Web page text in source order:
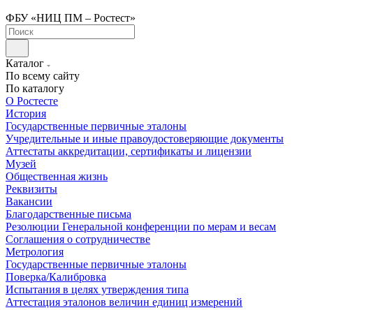
ФБУ «НИЦ ПМ – Ростест»
Каталог
По всему сайту
По каталогу
О Ростесте
История
Государственные первичные эталоны
Учредительные и иные правоудостоверяющие документы
Аттестаты аккредитации, сертификаты и лицензии
Музей
Общественная жизнь
Реквизиты
Вакансии
Благодарственные письма
Резолюции Генеральной конференции по мерам и весам
Соглашения о сотрудничестве
Метрология
Государственные первичные эталоны
Поверка/Калибровка
Испытания в целях утверждения типа
Аттестация эталонов величин единиц измерений